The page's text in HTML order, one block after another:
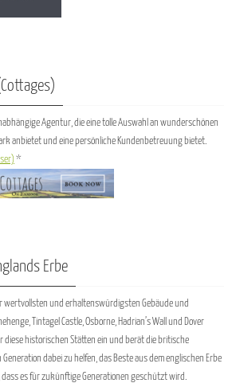
Agentur, die eine tolle Auswahl an wunderschönen
anbietet und eine persönliche Kundenbetreuung bietet.
*
Erbe
wertvollsten und erhaltenswürdigsten Gebäude und
Tintagel Castle, Osborne, Hadrian’s Wall und Dover
diese historischen Stätten ein und berät die britische
dabei zu helfen, das Beste aus dem englischen Erbe
es für zukünftige Generationen geschützt wird.